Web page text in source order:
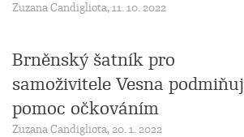
Zuzana Candigliota, 11. 10. 2022
Brněnský šatník pro
samoživitele Vesna
pomoc očkováním
Zuzana Candigliota, 20. 1. 2022